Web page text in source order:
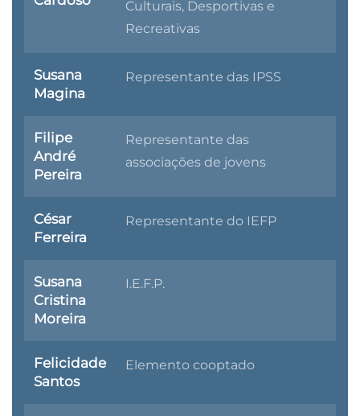
Culturais, Desportivas e
Recreativas
Susana
Magina
Representante das IPSS
Filipe
André
Pereira
Representante das
associações de jovens
César
Ferreira
Representante do IEFP
Susana
Cristina
Moreira
I.E.F.P.
Felicidade
Santos
Elemento cooptado